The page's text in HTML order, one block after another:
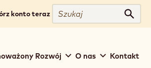
konto teraz
Szukaj
Rozwój O nas Kontakt